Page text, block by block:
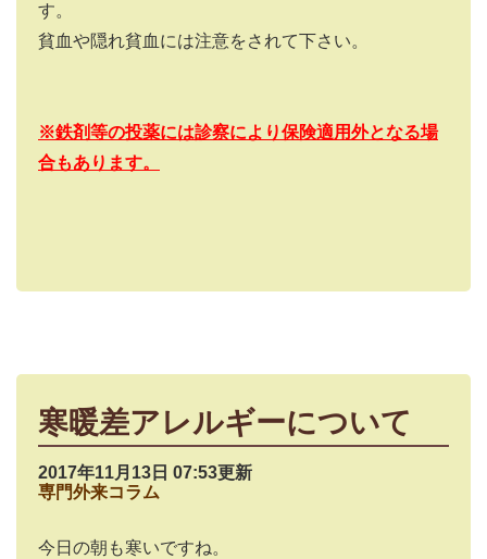
す。
貧血や隠れ貧血には注意をされて下さい。
※鉄剤等の投薬には診察により保険適用外となる場
合もあります。
寒暖差アレルギーについて
2017年11月13日 07:53更新
専門外来コラム
今日の朝も寒いですね。